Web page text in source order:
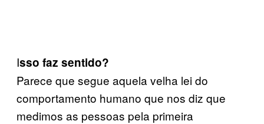
Isso faz sentido?
Parece que segue aquela velha lei do
comportamento humano que nos diz que
medimos as pessoas pela primeira